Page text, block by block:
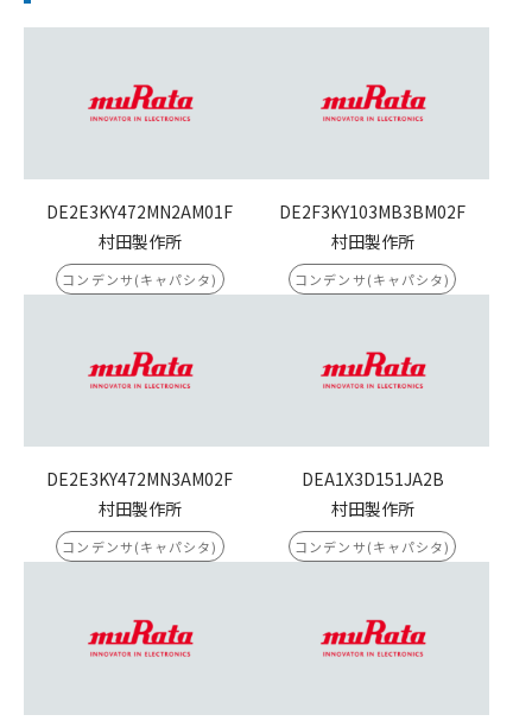
DE2E3KY472MN2AM01F
村田製作所
コンデンサ(キャパシタ)
DE2F3KY103MB3BM02F
村田製作所
コンデンサ(キャパシタ)
DE2E3KY472MN3AM02F
村田製作所
コンデンサ(キャパシタ)
DEA1X3D151JA2B
村田製作所
コンデンサ(キャパシタ)